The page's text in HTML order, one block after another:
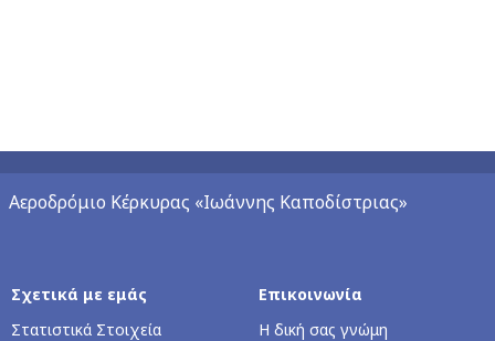
Αεροδρόμιο Κέρκυρας «Ιωάννης Καποδίστριας»
Σχετικά με εμάς
Στατιστικά Στοιχεία
Επικοινωνία
Η δική σας γνώμη